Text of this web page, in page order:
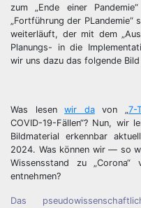
zum „Ende einer
„Fortführung der
weiterläuft, der mit dem
Planungs- in die
wir uns dazu das folgende Bild
Was lesenwir davon „7-
COVID-19-Fällen“? Nun, wir
Bildmaterial erkennbar
2024. Was können wir — so
Wissensstand zu
entnehmen?
Das